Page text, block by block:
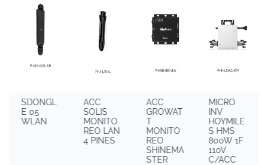
SDONGL
E 05
WLAN
ACC
SOLIS
MONITO
REO LAN
4 PINES
ACC
GROWAT
T
MONITO
REO
SHINEMA
STER
MICRO
INV
HOYMILE
S HMS
800W 1F
110V
C/ACC